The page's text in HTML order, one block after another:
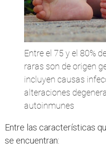
Entre el 75 y el 80%
raras son de origen
incluyen causas
alteraciones
autoinmunes
Entre las características
se encuentran: